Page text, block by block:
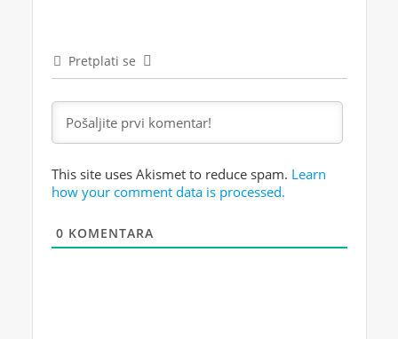
Pretplati se
This site uses Akismet to reduce spam. Learn
how your comment data is processed.
0 KOMENTARA